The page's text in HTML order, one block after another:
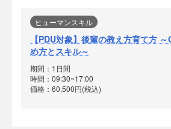
ヒューマンスキル
【PDU対象】後輩の教え方育て方
め方とスキル～
期間：1日間
時間：09:30~17:00
価格：60,500円(税込)